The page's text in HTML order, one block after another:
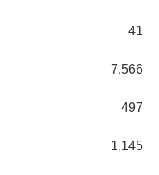
41
7,566
497
1,145